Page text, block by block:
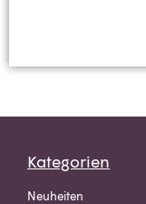
Kategorien
Neuheiten